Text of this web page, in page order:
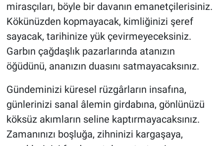
mirasçıları, böyle bir davanın emanetçilerisiniz.
Kökünüzden kopmayacak, kimliğinizi şeref
sayacak, tarihinize yük çevirmeyeceksiniz.
Garbın çağdaşlık pazarlarında atanızın
öğüdünü, ananızın duasını satmayacaksınız.
Gündeminizi küresel rüzgârların insafına,
günlerinizi sanal âlemin girdabına, gönlünüzü
köksüz akımların seline kaptırmayacaksınız.
Zamanınızı boşluğa, zihninizi kargaşaya,